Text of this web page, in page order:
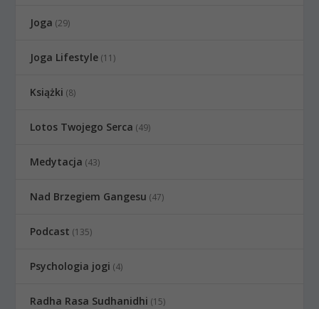
Joga (29)
Joga Lifestyle (11)
Książki (8)
Lotos Twojego Serca (49)
Medytacja (43)
Nad Brzegiem Gangesu (47)
Podcast (135)
Psychologia jogi (4)
Radha Rasa Sudhanidhi (15)